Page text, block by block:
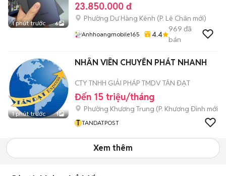
1 phút trước 6
23.850.000 đ
Phường Dư Hàng Kênh (P. Lê Chân mới)
Anhhoangmobile165 4.4
969 đã
bán
1 phút trước 1
NHÂN VIÊN CHUYỂN PHÁT NHANH
CTY TNHH GIẢI PHÁP TMDV TÂN ĐẠT
Đến 15 triệu/tháng
Phường Khương Trung (P. Khương Đình mới)
T TANDATPOST
Xem thêm